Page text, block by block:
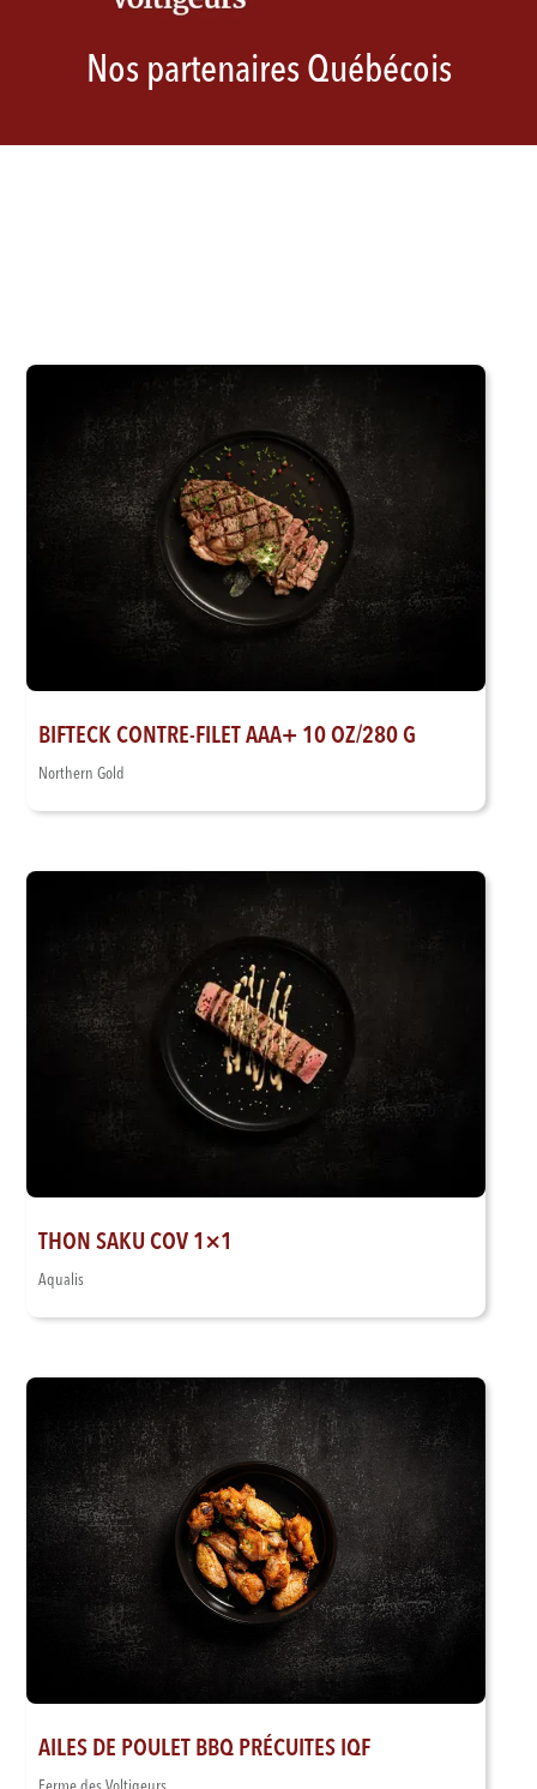
Nos partenaires Québécois
BIFTECK CONTRE-FILET AAA+ 10 OZ/280 G
Northern Gold
THON SAKU COV 1×1
Aqualis
AILES DE POULET BBQ PRÉCUITES IQF